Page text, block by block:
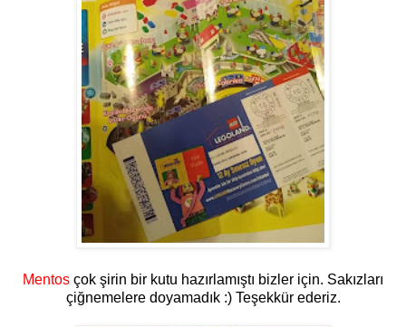
Mentos çok şirin bir kutu hazırlamıştı bizler için. Sakızları
çiğnemelere doyamadık :) Teşekkür ederiz.